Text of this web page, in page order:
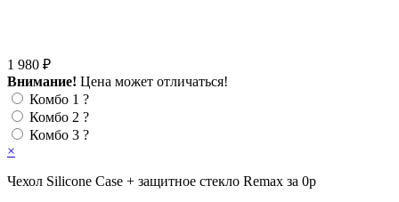
1 980 ₽
Внимание! Цена может отличаться!
Комбо 1 ?
Комбо 2 ?
Комбо 3 ?
×
Чехол Silicone Case + защитное стекло Remax за 0р